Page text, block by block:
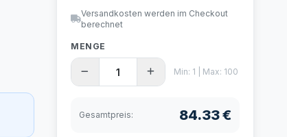
Versandkosten werden im Checkout
berechnet
MENGE
Min: 1 | Max: 100
Gesamtpreis: 84.33 €